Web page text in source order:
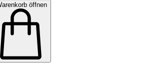
öffnen